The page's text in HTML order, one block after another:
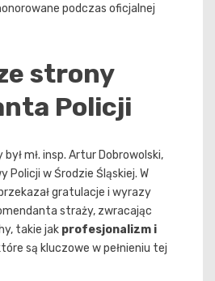
podczas oficjalnej
strony
Policji
mł. insp. Artur Dobrowolski,
Policji w Środzie Śląskiej. W
gratulacje i wyrazy
straży, zwracając
takie jak profesjonalizm i
są kluczowe w pełnieniu tej